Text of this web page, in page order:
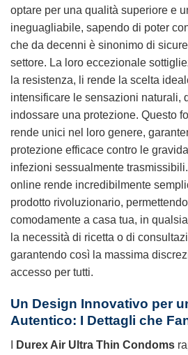
optare per una qualità superiore e
ineguagliabile, sapendo di poter
che da decenni è sinonimo di
settore. La loro eccezionale
la resistenza, li rende la scelta
intensificare le sensazioni naturali,
indossare una protezione. Questo
rende unici nel loro genere,
protezione efficace contro le
infezioni sessualmente
online rende incredibilmente
prodotto rivoluzionario,
comodamente a casa tua, in
la necessità di ricetta o di
garantendo così la massima
accesso per tutti.
Un Design Innovativo per
Autentico: I Dettagli che
Durex Air Ultra Thin Condoms